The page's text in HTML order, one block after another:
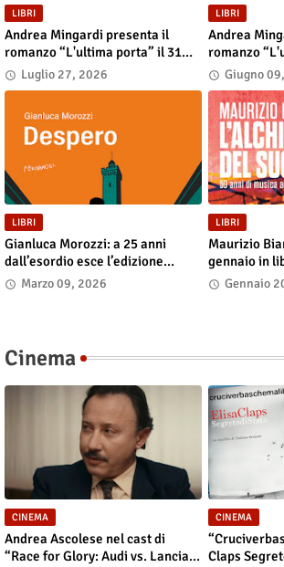
LIBRI
Andrea Mingardi presenta il
romanzo “L'ultima porta” il 31
luglio alla Fiera di San Lazzaro
Luglio 27, 2026
LIBRI
Andrea
romanzo
disponibile
store digitali
Giugno
LIBRI
Gianluca Morozzi: a 25 anni
dall’esordio esce l’edizione
definitiva di “Despero”, dal 13
Marzo 09, 2026
LIBRI
Maurizio
gennaio in
digitali
Gennaio
Cinema
CINEMA
Andrea Ascolese nel cast di
“Race for Glory: Audi vs. Lancia”
CINEMA
Claps